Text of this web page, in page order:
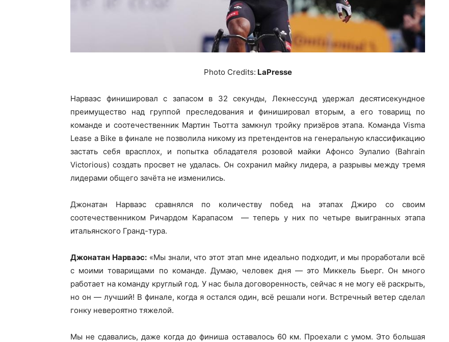
Photo Credits: LaPresse
Нарваэс финишировал с запасом в 32 секунды, Лекнессунд удержал десятисекундное
преимущество над группой преследования и финишировал вторым, а его товарищ по
команде и соотечественник Мартин Тьотта замкнул тройку призёров этапа. Команда Visma
Lease a Bike в финале не позволила никому из претендентов на генеральную классификацию
застать себя врасплох, и попытка обладателя розовой майки Афонсо Эулалио (Bahrain
Victorious) создать просвет не удалась. Он сохранил майку лидера, а разрывы между тремя
лидерами общего зачёта не изменились.
Джонатан Нарваэс сравнялся по количеству побед на этапах Джиро со своим
соотечественником Ричардом Карапасом — теперь у них по четыре выигранных этапа
итальянского Гранд-тура.
Джонатан Нарваэс:«Мы знали, что этот этап мне идеально подходит, и мы проработали всё
с моими товарищами по команде. Думаю, человек дня — это Миккель Бьерг. Он много
работает на команду круглый год. У нас была договоренность, сейчас я не могу её раскрыть,
но он — лучший! В финале, когда я остался один, всё решали ноги. Встречный ветер сделал
гонку невероятно тяжелой.
Мы не сдавались, даже когда до финиша оставалось 60 км. Проехали с умом. Это большая